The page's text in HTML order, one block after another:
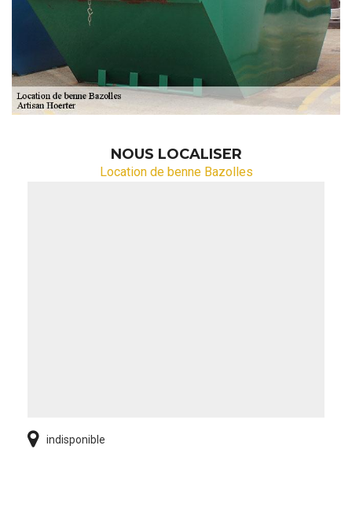
NOUS LOCALISER
Location de benne Bazolles
indisponible